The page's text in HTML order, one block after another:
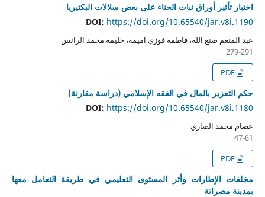
اختبار تأثير أوراق نبات الحناء على بعض سلالات البكتيريا
DOI: https://doi.org/10.65540/jar.v8i.1190
عبد المنعم صنع الله، فاطمة فوزي اميمة، حليمة محمد الرائس
279-291
PDF
حكم التعزير بالمال في الفقه الإسلامي (دراسة مقارنة)
DOI: https://doi.org/10.65540/jar.v8i.1180
عصام محمد الصاري
47-61
PDF
مخلفات الإطارات وأثر المستوى التعليمي في طريقة التعامل معها
بمدينة مصراتة